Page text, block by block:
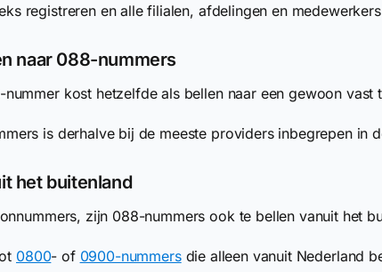
registreren en alle filialen, afdelingen en
naar 088-nummers
nummer kost hetzelfde als bellen naar een gewoon vast
is derhalve bij de meeste providers inbegrepen in
het buitenland
zijn 088-nummers ook te bellen vanuit het
0800- of 0900-nummersdie alleen vanuit Nederland